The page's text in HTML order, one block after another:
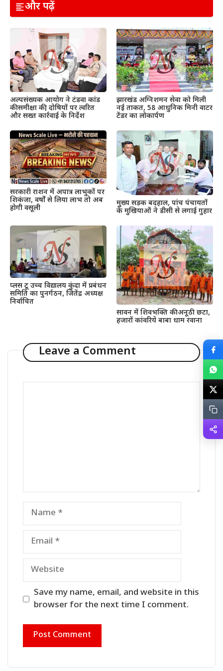
और पढ़ें
अल्पसंख्यक आयोग ने टंडवा कांड
की समीक्षा की, दोषियों पर त्वरित
और सख्त कार्रवाई के निर्देश
झारखंड अग्निशमन सेवा को मिली
नई ताकत, 58 आधुनिक मिनी वाटर
टेंडर का लोकार्पण
सरकारी राशन में अपात्र लाभुकों पर
शिकंजा, वर्षों से लिया लाभ तो अब
होगी वसूली
मुख्य सड़क बदहाल, पांच पंचायतों
के मुखियाओं ने डीसी से लगाई गुहार
प्लस टू उच्च विद्यालय कुंदा में प्रबंधन
समिति का पुनर्गठन, जितेंद्र अध्यक्ष
निर्वाचित
सावन में शिवभक्ति की अनूठी छटा,
हजारों कांवरिये बाबा धाम रवाना
Leave a Comment
Name
Email
Website
Save my name, email, and website in this
browser for the next time I comment.